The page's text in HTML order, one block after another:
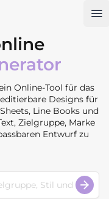
Online-Tool für das
Designs für
Line Books und
Zielgruppe, Marke
Entwurf zu